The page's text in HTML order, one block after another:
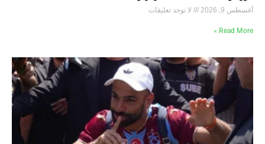
أغسطس 9, 2026 لا توجد تعليقات
Read More »